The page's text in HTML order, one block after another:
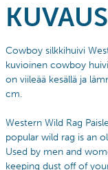
KUVAUS
Cowboy silkkihuivi
kuvioinen cowboy
on viileää kesällä ja
cm.
Western Wild Rag
popular wild rag is an
Used by men and
keeping dust off of